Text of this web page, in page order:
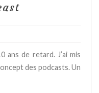
ans de retard. J’ai mis
des podcasts. Un